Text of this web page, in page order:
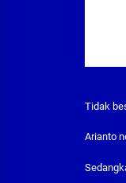
Tidak
Arianto